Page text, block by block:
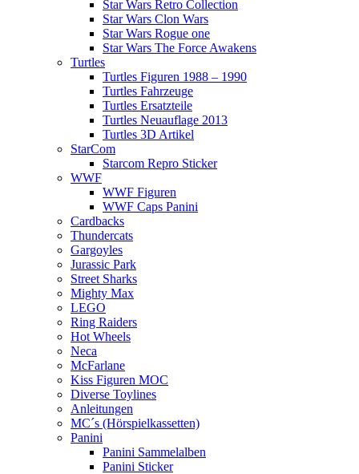
Star Wars Retro Collection
Star Wars Clon Wars
Star Wars Rogue one
Star Wars The Force Awakens
Turtles
Turtles Figuren 1988 – 1990
Turtles Fahrzeuge
Turtles Ersatzteile
Turtles Neuauflage 2013
Turtles 3D Artikel
StarCom
Starcom Repro Sticker
WWF
WWF Figuren
WWF Caps Panini
Cardbacks
Thundercats
Gargoyles
Jurassic Park
Street Sharks
Mighty Max
LEGO
Ring Raiders
Hot Wheels
Neca
McFarlane
Kiss Figuren MOC
Diverse Toylines
Anleitungen
MC´s (Hörspielkassetten)
Panini
Panini Sammelalben
Panini Sticker